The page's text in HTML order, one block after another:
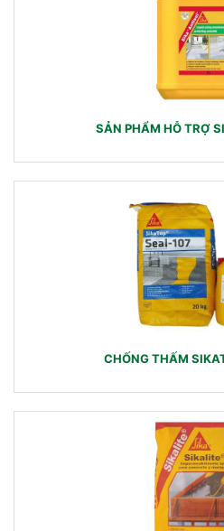
SẢN PHẨM HỖ TRỢ
CHỐNG THẤM